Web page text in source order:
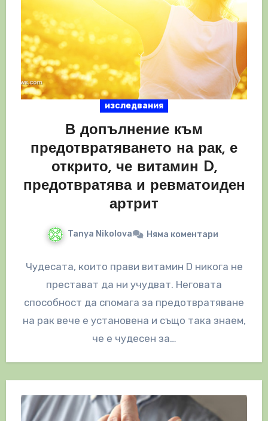
изследвания
В допълнение към
предотвратяването на рак, е
открито, че витамин D,
предотвратява и ревматоиден
артрит
Tanya Nikolova Няма коментари
Чудесата, които прави витамин D никога не
престават да ни учудват. Неговата
способност да спомага за предотвратяване
на рак вече е установена и също така знаем,
че е чудесен за…